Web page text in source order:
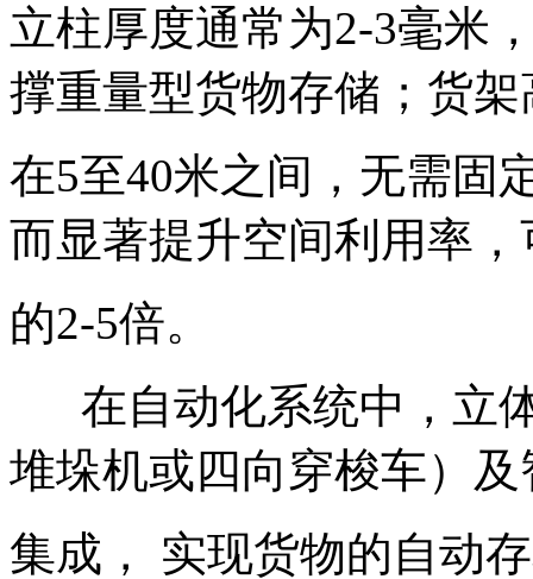
立柱厚度通常为2-3毫米
撑重量型货物存储；货
在5至40米之间，无需固
而显著提升空间利用率
的2-5倍。‌
在自动化系统中，立
堆垛机或四向穿梭车）
集成，‌ 实现货物的自动